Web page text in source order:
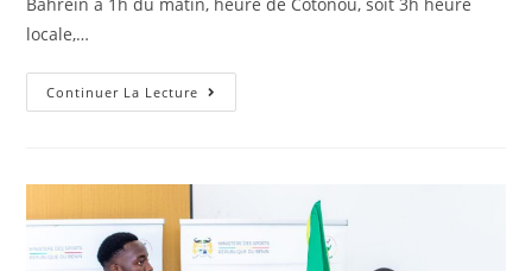
locale,…
Continuer La Lecture